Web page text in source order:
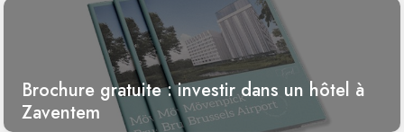
Brochure gratuite : investir dans un hôtel à
Zaventem